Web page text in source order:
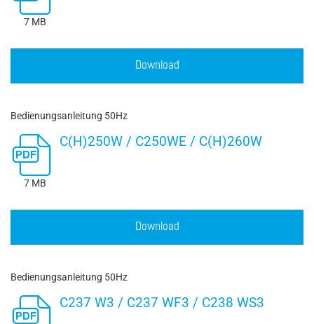
7 MB
Download
Bedienungsanleitung 50Hz
7 MB
C(H)250W / C250WE / C(H)260W
Download
Bedienungsanleitung 50Hz
C237 W3 / C237 WF3 / C238 WS3